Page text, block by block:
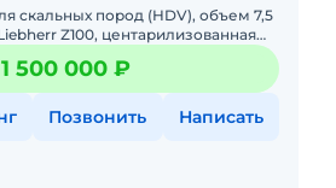
скальных пород (HDV), объем 7,5
Z100, центарилизованная
в РФ - 8 шт.Конкурентные
1 500 000 ₽
Позвонить Написать